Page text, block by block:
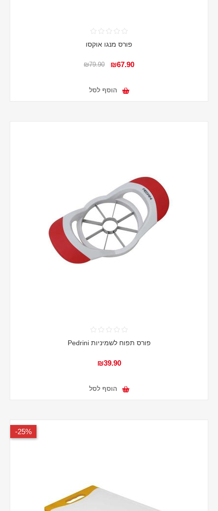
פורס מנגו אוקסו
₪67.90
₪79.90
הוסף לסל
פורס תפוח לשמיניות Pedrini
₪39.90
הוסף לסל
25%-